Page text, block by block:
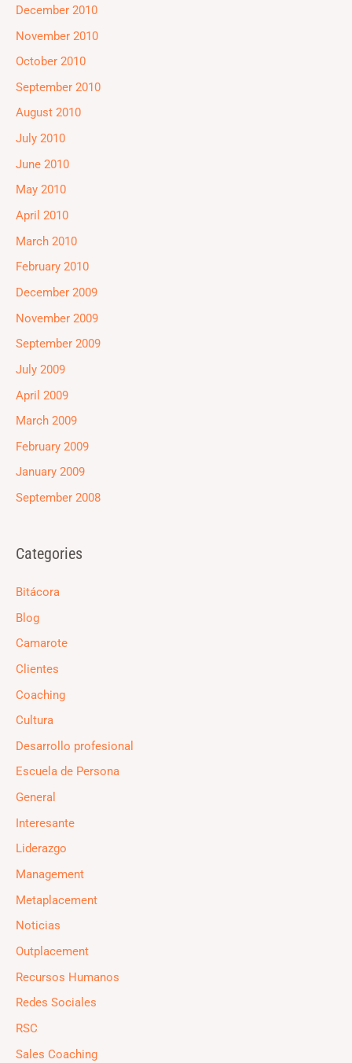
December 2010
November 2010
October 2010
September 2010
August 2010
July 2010
June 2010
May 2010
April 2010
March 2010
February 2010
December 2009
November 2009
September 2009
July 2009
April 2009
March 2009
February 2009
January 2009
September 2008
Categories
Bitácora
Blog
Camarote
Clientes
Coaching
Cultura
Desarrollo profesional
Escuela de Persona
General
Interesante
Liderazgo
Management
Metaplacement
Noticias
Outplacement
Recursos Humanos
Redes Sociales
RSC
Sales Coaching